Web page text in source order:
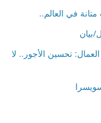
في العالم..
بيان
تحسين الأجور.. لا